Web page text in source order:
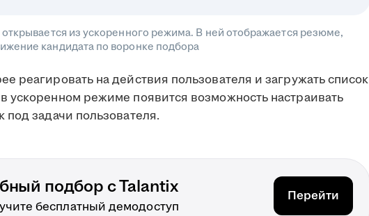
открывается из ускоренного режима. В ней отображается резюме,
кандидата по воронке подбора
реагировать на действия пользователя и загружать список
ускоренном режиме появится возможность настраивать
под задачи пользователя.
подбор с Talantix
бесплатный демодоступ
Перейти